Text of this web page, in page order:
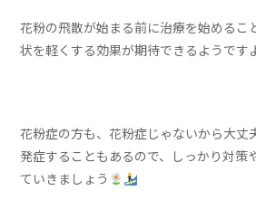
花粉の飛散が始まる前に治療を始めるこ
状を軽くする効果が期待できるようです
花粉症の方も、花粉症じゃないから大丈
発症することもあるので、しっかり対策
ていきましょう